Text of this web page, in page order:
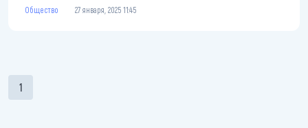
Общество 27 января, 2025 11:45
Текущая страница
1